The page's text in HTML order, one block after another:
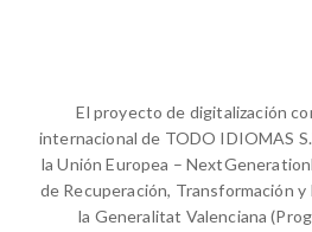
El proyecto de digitalización
internacional de TODO IDIOMAS
la Unión Europea –
de Recuperación, Transformación y
la Generalitat Valenciana